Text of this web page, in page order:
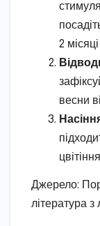
2
весни
Джерело:
література